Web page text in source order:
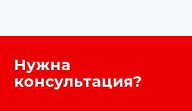
Нужна
консультация?